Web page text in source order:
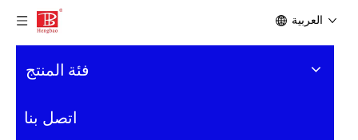
العربية
فئة المنتج
اتصل بنا